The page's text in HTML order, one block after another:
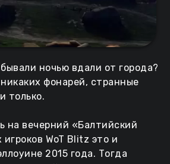
ночью вдали от города?
фонарей, странные
только.
на вечерний «Балтийский
WoT Blitz это и
2015 года. Тогда